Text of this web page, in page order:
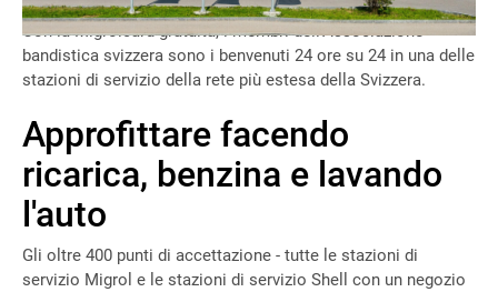
Con la Migrolcard gratuita, i membri dell'Associazione
bandistica svizzera sono i benvenuti 24 ore su 24 in una delle
stazioni di servizio della rete più estesa della Svizzera.
Approfittare facendo
ricarica, benzina e lavando
l'auto
Gli oltre 400 punti di accettazione - tutte le stazioni di
servizio Migrol e le stazioni di servizio Shell con un negozio